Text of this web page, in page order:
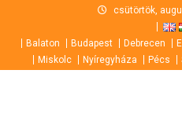
content
csütörtök,
Balaton Budapest Debrecen
Miskolc
Nyíregyháza Pécs